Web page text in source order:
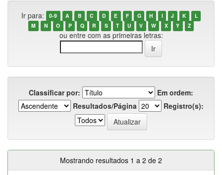
Ir para: 0-9 A B C D E F G H I J K
L
M
N O P Q R S T U V W X Y Z
ou entre com as primeiras letras:
Classificar por:
Em ordem:
Resultados/Página
Registro(s):
Mostrando resultados 1 a 2 de 2